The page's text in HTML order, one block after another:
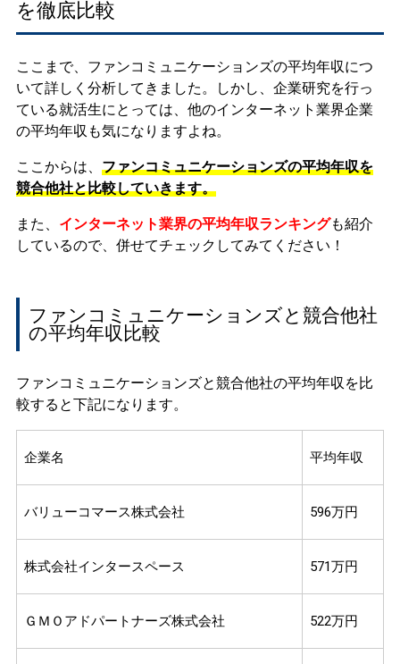
を徹底比較
ここまで、ファンコミュニケーションズの平均年収につ
いて詳しく分析してきました。しかし、企業研究を行っ
ている就活生にとっては、他のインターネット業界企業
の平均年収も気になりますよね。
ここからは、 ファンコミュニケーションズの平均年収を
競合他社と比較していきます。
また、 インターネット業界の平均年収ランキングも紹介
しているので、併せてチェックしてみてください！
ファンコミュニケーションズと競合他社
の平均年収比較
ファンコミュニケーションズと競合他社の平均年収を比
較すると下記になります。
企業名 平均年収
バリューコマース株式会社 596万円
株式会社インタースペース 571万円
ＧＭＯアドパートナーズ株式会社 522万円